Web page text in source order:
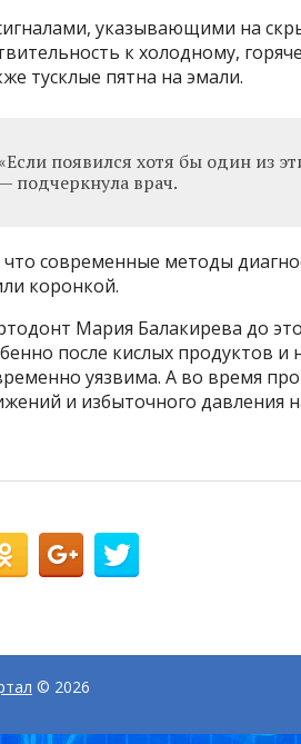
указывающими на
к холодному,
тусклые пятна на эмали.
появился хотя бы один из
— подчеркнула врач.
современные методы
коронкой.
Мария Балакирева до
после кислых продуктов и
уязвима. А во время
и избыточного давления
© 2026